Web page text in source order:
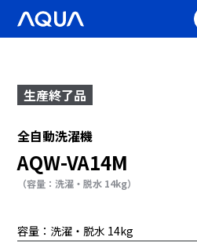
生産終了品
全自動洗濯機
AQW-VA14M
（容量：洗濯・脱水 14kg）
容量：洗濯・脱水 14kg